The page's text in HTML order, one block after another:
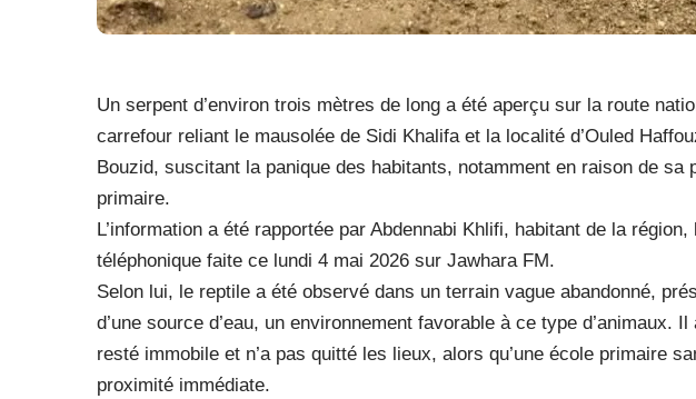
Un serpent d’environ trois mètres de long a été aperçu sur la route
carrefour reliant le mausolée de Sidi Khalifa et la localité d’Ouled
Bouzid, suscitant la panique des habitants, notamment en raison de sa
primaire.
L’information a été rapportée par Abdennabi Khlifi, habitant de la région,
téléphonique faite ce lundi 4 mai 2026 sur Jawhara FM.
Selon lui, le reptile a été observé dans un terrain vague abandonné,
d’une source d’eau, un environnement favorable à ce type d’animaux.
resté immobile et n’a pas quitté les lieux, alors qu’une école primaire
proximité immédiate.